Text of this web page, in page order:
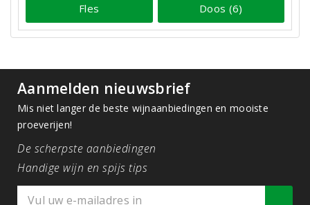
Fles Doos (6)
Aanmelden nieuwsbrief
Mis niet langer de beste wijnaanbiedingen en mooiste
proeverijen!
De scherpste aanbiedingen
Handige wijn en spijs tips